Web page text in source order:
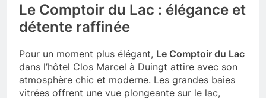
Le Comptoir du Lac : élégance et
détente raffinée
Pour un moment plus élégant, Le Comptoir du Lac
dans l’hôtel Clos Marcel à Duingt attire avec son
atmosphère chic et moderne. Les grandes baies
vitrées offrent une vue plongeante sur le lac,